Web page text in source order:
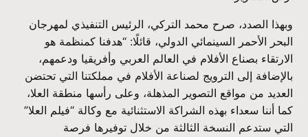
وبهذا الصدد، صرح محمد التركي، الرئيس التنفيذي لمهرجان
البحر الأحمر السينمائي الدولي، قائلًا: “هدفنا كمنظمة هو
الارتقاء بصناع الأفلام في العالم العربي وأفريقيا ودعمهم،
بالإضافة إلى الترويج لصناعة الأفلام في مملكتنا التي تحتضن
العديد من مواقع التصوير المذهلة، وعلى رأسها منطقة العلا،
كما أننا سعداء بهذه الشراكة الاستثنائية مع وكالة “فيلم العلا”
التي ستدعم النسخة الثالثة من خلال توفيرها فرصة